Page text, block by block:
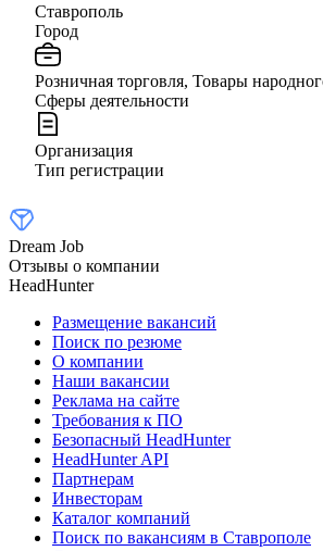
Ставрополь
Город
Розничная торговля, Товары
Сферы деятельности
Организация
Тип регистрации
Dream Job
Отзывы о компании
HeadHunter
Размещение вакансий
Поиск по резюме
О компании
Наши вакансии
Реклама на сайте
Требования к ПО
Безопасный HeadHunter
HeadHunter API
Партнерам
Инвесторам
Каталог компаний
Поиск по вакансиям в Ставрополе